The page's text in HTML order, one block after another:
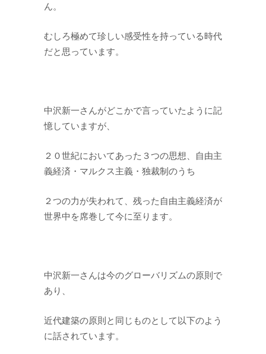
ん。
むしろ極めて珍しい感受性を持っている時代
だと思っています。
中沢新一さんがどこかで言っていたように記
憶していますが、
２０世紀においてあった３つの思想、自由主
義経済・マルクス主義・独裁制のうち
２つの力が失われて、残った自由主義経済が
世界中を席巻して今に至ります。
中沢新一さんは今のグローバリズムの原則で
あり、
近代建築の原則と同じものとして以下のよう
に話されています。